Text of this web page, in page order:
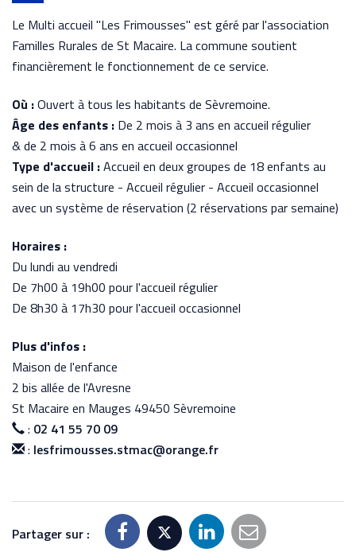
Le Multi accueil "Les Frimousses" est géré par l'association
Familles Rurales de St Macaire. La commune soutient
financièrement le fonctionnement de ce service.
Où :Ouvert à tous les habitants de Sèvremoine.
Âge des enfants : De 2 mois à 3 ans en accueil régulier
& de 2 mois à 6 ans en accueil occasionnel
Type d'accueil :Accueil en deux groupes de 18 enfants au
sein de la structure - Accueil régulier - Accueil occasionnel
avec un système de réservation (2 réservations par semaine)
Horaires :
Du lundi au vendredi
De 7h00 à 19h00 pour l'accueil régulier
De 8h30 à 17h30 pour l'accueil occasionnel
Plus d'infos :
Maison de l'enfance
2 bis allée de l'Avresne
St Macaire en Mauges 49450 Sèvremoine
: 02 41 55 70 09
: lesfrimousses.stmac@orange.fr
Partager sur :